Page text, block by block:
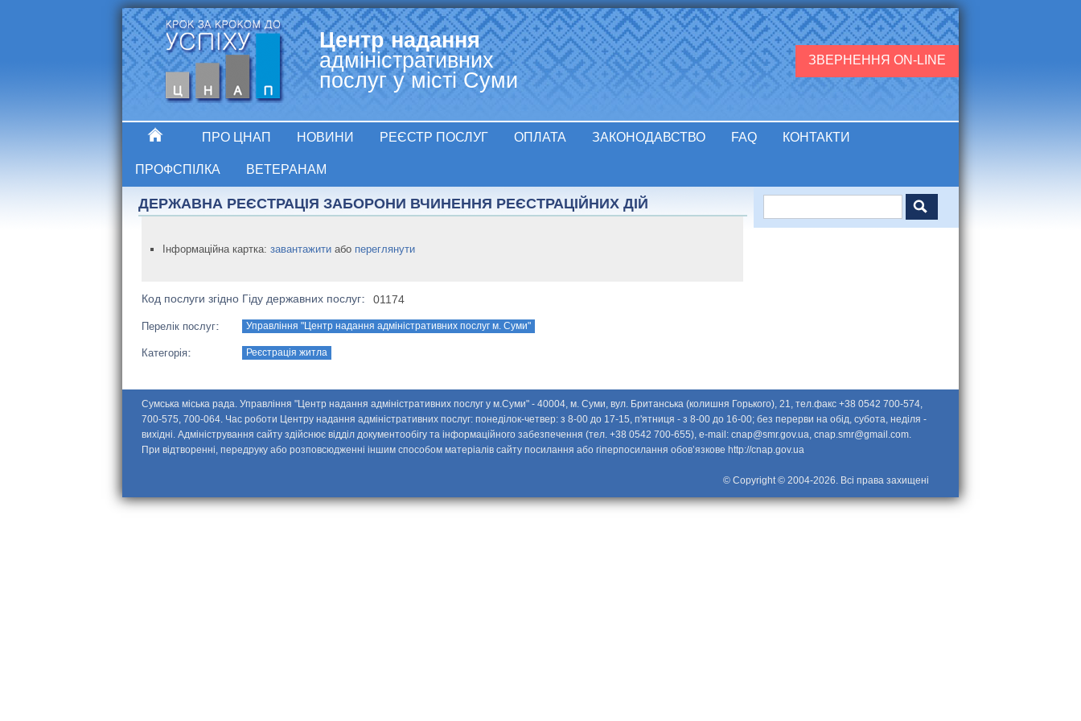
Jump to navigation
Центр надання
адміністративних
послуг у місті Суми
ПРО ЦНАП НОВИНИ РЕЄСТР ПОСЛУГ ОПЛАТА ЗАКОНОДАВСТВО FAQ КОНТАКТИ
ПРОФСПІЛКА
ЗВЕРНЕННЯ ON-LINE
ВЕТЕРАНАМ
ДЕРЖАВНА РЕЄСТРАЦІЯ ЗАБОРОНИ ВЧИНЕННЯ РЕЄСТРАЦІЙНИХ ДІЙ
Інформаційна картка:завантажити або переглянути
Код послуги згідно Гіду державних послуг:01174
Перелік послуг: Управління "Центр надання адміністративних послуг м. Суми"
Категорія: Реєстрація житла
Пошукова форма
Сумська міська рада. Управління "Центр надання адміністративних послуг у м.Суми" - 40004, м. Суми, вул. Британська (колишня Горького), 21, тел.факс +38 0542 700-574,
700-575, 700-064. Час роботи Центру надання адміністративних послуг: понедiлок-четвер: з 8-00 до 17-15, п'ятниця - з 8-00 до 16-00; без перерви на обід, субота, неділя -
вихідні. Адміністрування сайту здійснює відділ документообігу та інформаційного забезпечення (тел. +38 0542 700-655), e-mail: cnap@smr.gov.ua cnap.smr@gmail.com.
При відтворенні, передруку або розповсюдженні іншим способом матеріалів сайту посилання або гіперпосилання обов’язкове http://cnap.gov.ua
© Copyright © 2004-2026. Всі права захищені